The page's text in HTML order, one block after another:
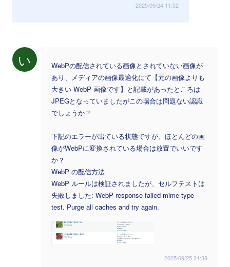
2025/09/24 11:52
い
WebPの配信されている画像とされていない画像が
あり、メディアの画像最適化にて【元の画像よりも
大きい WebP 画像です】と記載があったところは
JPEGとなっていましたがこの場合は問題ない認識
でしょうか？
下記のエラーが出ている状態ですが、ほとんどの画
像がWebPに変換されている場合は放置でいいです
か？
WebP の配信方法
WebP ルールは検証されましたが、セルフテストは
失敗しました: WebP response failed mime-type
test. Purge all caches and try again.
2025/09/25 21:38